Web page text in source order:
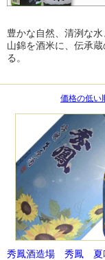
豊かな自然、清洌な
山錦を酒米に、伝承
る。
価格の低い
秀鳳酒造場 秀鳳